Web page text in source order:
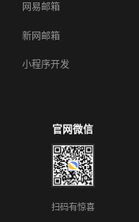
网易邮箱
新网邮箱
小程序开发
官网微信
扫码有惊喜